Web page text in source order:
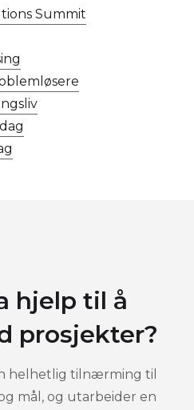
Summit
hjelp til å
prosjekter?
helhetlig tilnærming til
mål, og utarbeider en